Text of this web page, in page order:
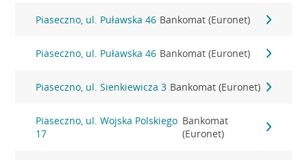
Piaseczno, ul. Puławska 46 Bankomat (Euronet)
Piaseczno, ul. Puławska 46 Bankomat (Euronet)
Piaseczno, ul. Sienkiewicza 3 Bankomat (Euronet)
Piaseczno, ul. Wojska Polskiego
17
Bankomat
(Euronet)